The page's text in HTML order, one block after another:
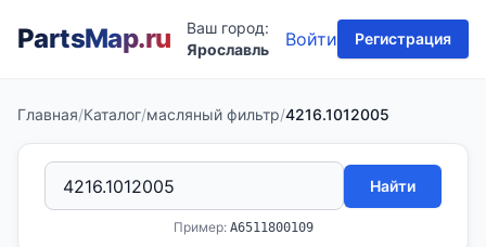
PartsMap.ru
Ваш город:
Ярославль
Войти Регистрация
Главная/Каталог/масляный фильтр/4216.1012005
Найти
Пример: A6511800109